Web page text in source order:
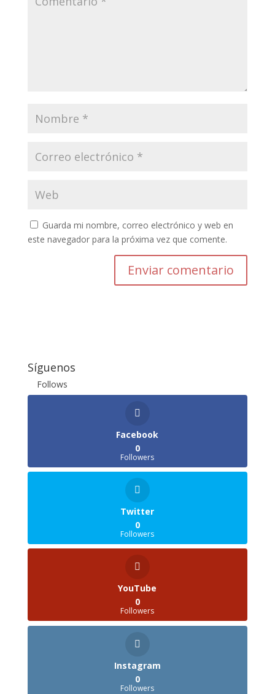
Guarda mi nombre, correo electrónico y web en
este navegador para la próxima vez que comente.
Enviar comentario
Síguenos
Follows
Facebook
0
Followers
Twitter
0
Followers
YouTube
0
Followers
Instagram
0
Followers